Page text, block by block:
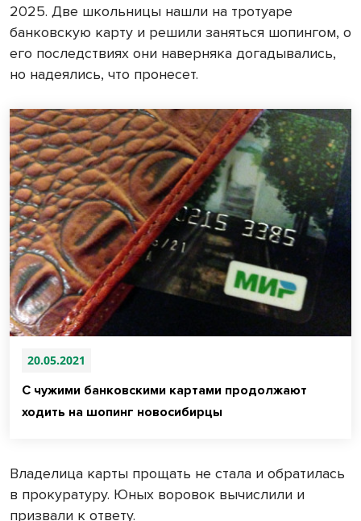
2025. Две школьницы нашли на тротуаре
банковскую карту и решили заняться шопингом, о
его последствиях они наверняка догадывались,
но надеялись, что пронесет.
20.05.2021
С чужими банковскими картами продолжают
ходить на шопинг новосибирцы
Владелица карты прощать не стала и обратилась
в прокуратуру. Юных воровок вычислили и
призвали к ответу.